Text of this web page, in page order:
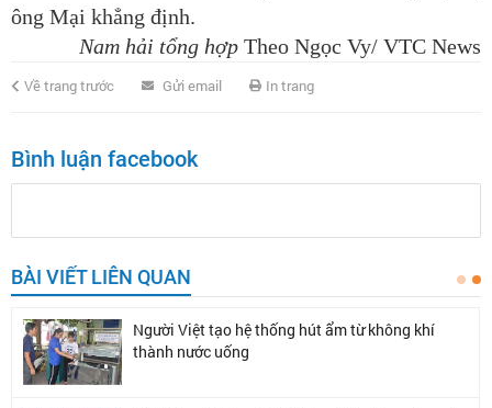
ông Mại khẳng định.
Nam hải tổng hợp Theo Ngọc Vy/ VTC News
Về trang trước Gửi email In trang
Bình luận facebook
BÀI VIẾT LIÊN QUAN
Người Việt tạo hệ thống hút ẩm từ không khí
thành nước uống